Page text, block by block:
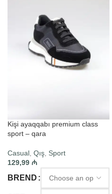
Kişi ayaqqabı premium class
sport – qara
Casual Qış Sport
129,99 ₼
BREND